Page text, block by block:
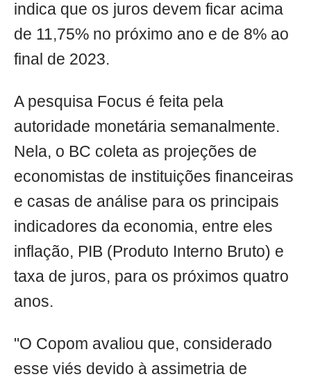
indica que os juros devem ficar acima
de 11,75% no próximo ano e de 8% ao
final de 2023.
A pesquisa Focus é feita pela
autoridade monetária semanalmente.
Nela, o BC coleta as projeções de
economistas de instituições financeiras
e casas de análise para os principais
indicadores da economia, entre eles
inflação, PIB (Produto Interno Bruto) e
taxa de juros, para os próximos quatro
anos.
"O Copom avaliou que, considerado
esse viés devido à assimetria de